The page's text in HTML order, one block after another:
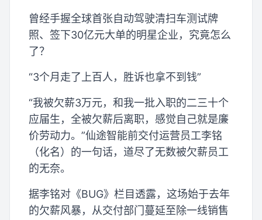
曾经手握全球首张自动驾驶清扫车测试牌
照、签下30亿元大单的明星企业，究竟怎么
了？
“3个月走了上百人，胜诉也拿不到钱”
“我被欠薪3万元，和我一批入职的二三十个
应届生，全被欠薪后离职，感觉自己就是廉
价劳动力。”仙途智能前交付运营员工李铭
（化名）的一句话，道尽了无数被欠薪员工
的无奈。
据李铭对《BUG》栏目透露，这场始于去年
的欠薪风暴，从交付部门蔓延至除一线销售